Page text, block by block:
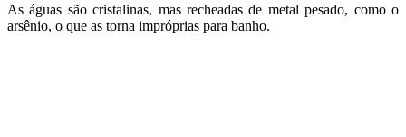
As águas são cristalinas, mas recheadas de metal pesado, como o
arsênio, o que as torna impróprias para banho.